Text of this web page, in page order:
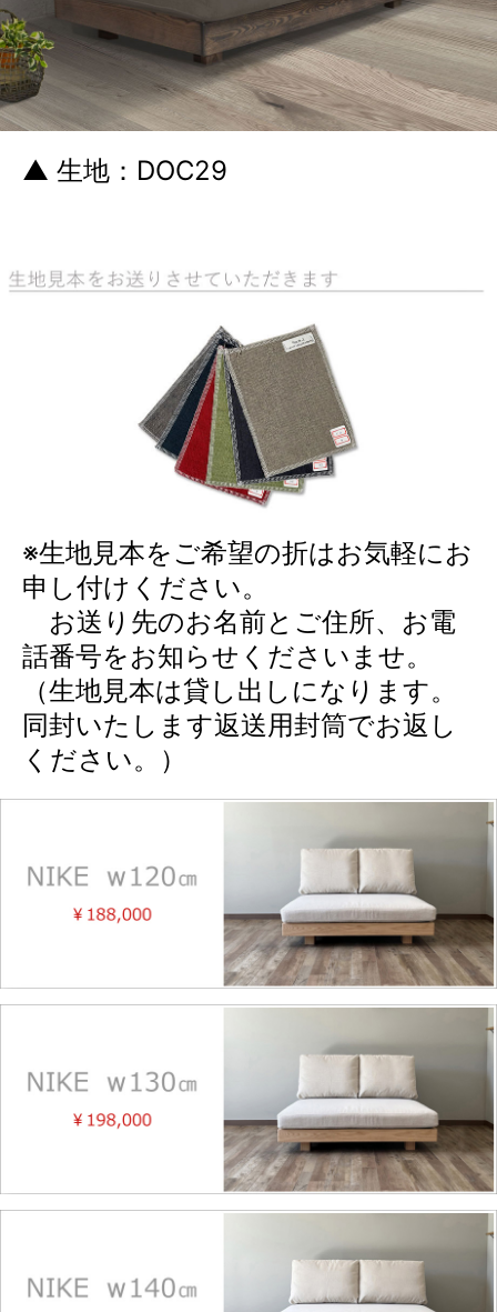
▲ 生地：DOC29
※生地見本をご希望の折はお気軽にお
申し付けください。
お送り先のお名前とご住所、お電
話番号をお知らせくださいませ。
（生地見本は貸し出しになります。
同封いたします返送用封筒でお返し
ください。）